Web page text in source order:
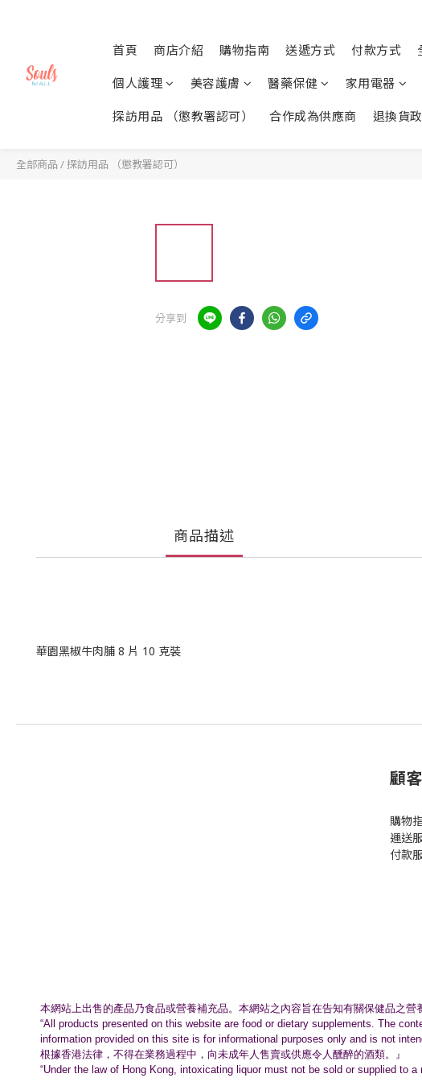
首頁 商店介紹 購物指南 送遞方式 付款方式
個人護理 美容護膚 醫藥保健 家用電器
探訪用品 （懲教署認可） 合作成為供應商 退換貨
全部商品 / 探訪用品 （懲教署認可）
分享到
商品描述
華園黑椒牛肉脯 8 片 10 克裝
顧
購物
運送
付款
本網站上出售的產品乃食品或營養補充品。 本網站之內容旨在告知有關保健品之營
“All products presented on this website are food or dietary supplements. The
information provided on this site is for informational purposes only and is not
根據香港法律，不得在業務過程中， 向未成年人售賣或供應令人醺醉的酒類。』
“Under the law of Hong Kong, intoxicating liquor must not be sold or supplied to